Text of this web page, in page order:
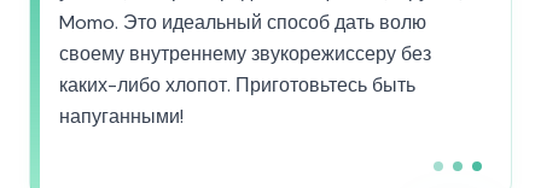
Momo. Это идеальный способ дать волю
своему внутреннему звукорежиссеру без
каких-либо хлопот. Приготовьтесь быть
напуганными!